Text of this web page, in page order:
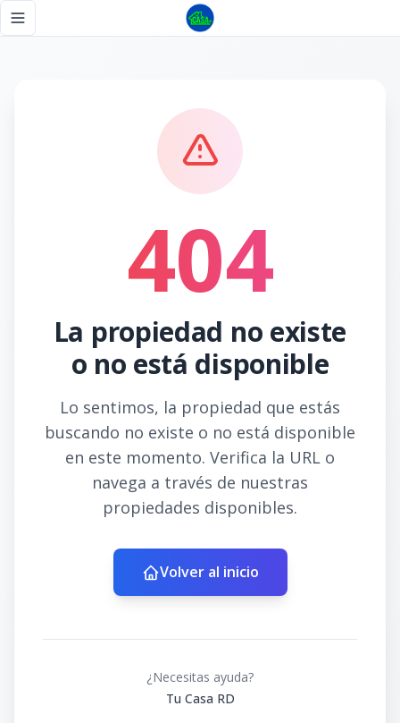
Toggle navigation menu
404
La propiedad no existe
o no está disponible
Lo sentimos, la propiedad que estás
buscando no existe o no está disponible
en este momento. Verifica la URL o
navega a través de nuestras
propiedades disponibles.
Volver al inicio
¿Necesitas ayuda?
Tu Casa RD
Página no encontrada - Tu Casa RD